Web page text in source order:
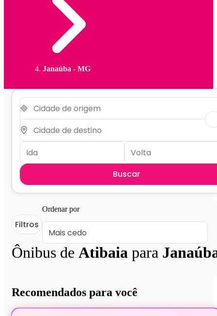
Janaúba - MG
Buscar
Ônibus de Atibaia para
Filtros
Ordenar por
Recomendados para você